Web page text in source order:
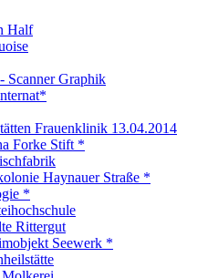
Half
Scanner Graphik
Frauenklinik 13.04.2014
Forke Stift *
Haynauer Straße *
*
Rittergut
Seewerk *